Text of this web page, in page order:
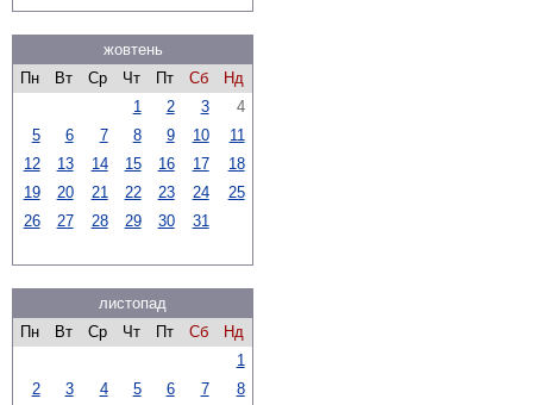
жовтень
Пн
Вт Ср Чт Пт Сб
Нд
1
2 3
4
5
6 7 8 9 10
11
12
13 14 15 16 17
18
19
20 21 22 23 24
25
26
27 28 29 30 31
листопад
Пн
Вт Ср Чт Пт Сб
Нд
1
2
3 4 5 6 7
8